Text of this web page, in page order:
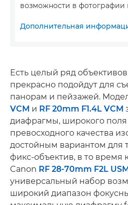
возможности в фотографии
Дополнительная
Есть целый ряд
прекрасно подойдут для
панорам и пейзажей.
VCM и RF 20mm F1.4L VCM
диафрагмы, широкого
превосходного качества
достойным вариантом для
фикс-объектив, в то время
Canon RF 28-70mm F2L
универсальный набор
широкий диапазон